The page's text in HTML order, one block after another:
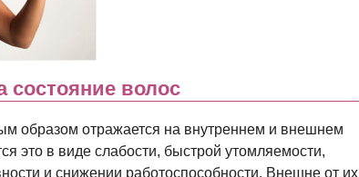
состояние волос
образом отражается на внутреннем и внешнем
это в виде слабости, быстрой утомляемости,
и снижении работоспособности. Внешне от их